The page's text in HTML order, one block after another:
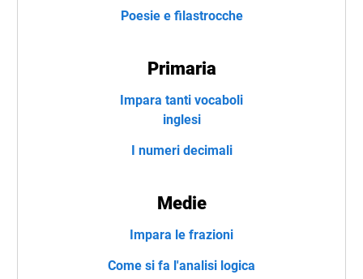
Poesie e filastrocche
Primaria
Impara tanti vocaboli
inglesi
I numeri decimali
Medie
Impara le frazioni
Come si fa l'analisi logica